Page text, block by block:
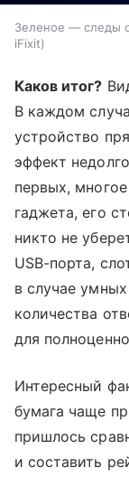
Зеленое — следы
iFixit
Каков итог?
В каждом
устройство
эффект
первых,
гаджета, его
никто не
USB-порта,
в случае
количества
для
Интересный
бумага чаще
пришлось
и составить